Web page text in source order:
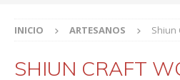
INICIO ARTESANOS Shiun
SHIUN CRAFT